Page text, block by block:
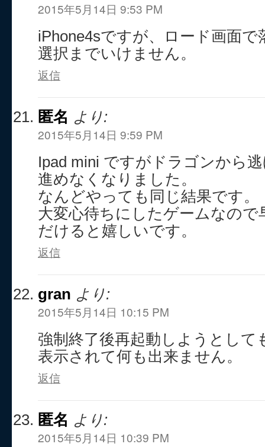
2015年5月14日 9:53 PM
iPhone4sですが、ロード画面
選択までいけません。
返信
匿名 より:
2015年5月14日 9:59 PM
Ipad mini ですがドラゴンから
進めなくなりました。
なんどやっても同じ結果です。
大変心待ちにしたゲームなの
だけると嬉しいです。
返信
gran より:
2015年5月14日 10:15 PM
強制終了後再起動しようとして
表示されて何も出来ません。
返信
匿名 より:
2015年5月14日 10:39 PM